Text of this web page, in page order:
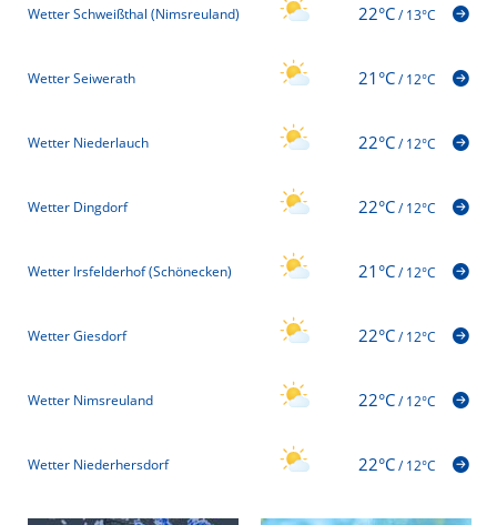
Wetter Schweißthal (Nimsreuland) 22°C/13°C
Wetter Seiwerath 21°C/12°C
Wetter Niederlauch 22°C/12°C
Wetter Dingdorf 22°C/12°C
Wetter Irsfelderhof (Schönecken) 21°C/12°C
Wetter Giesdorf 22°C/12°C
Wetter Nimsreuland 22°C/12°C
Wetter Niederhersdorf 22°C/12°C